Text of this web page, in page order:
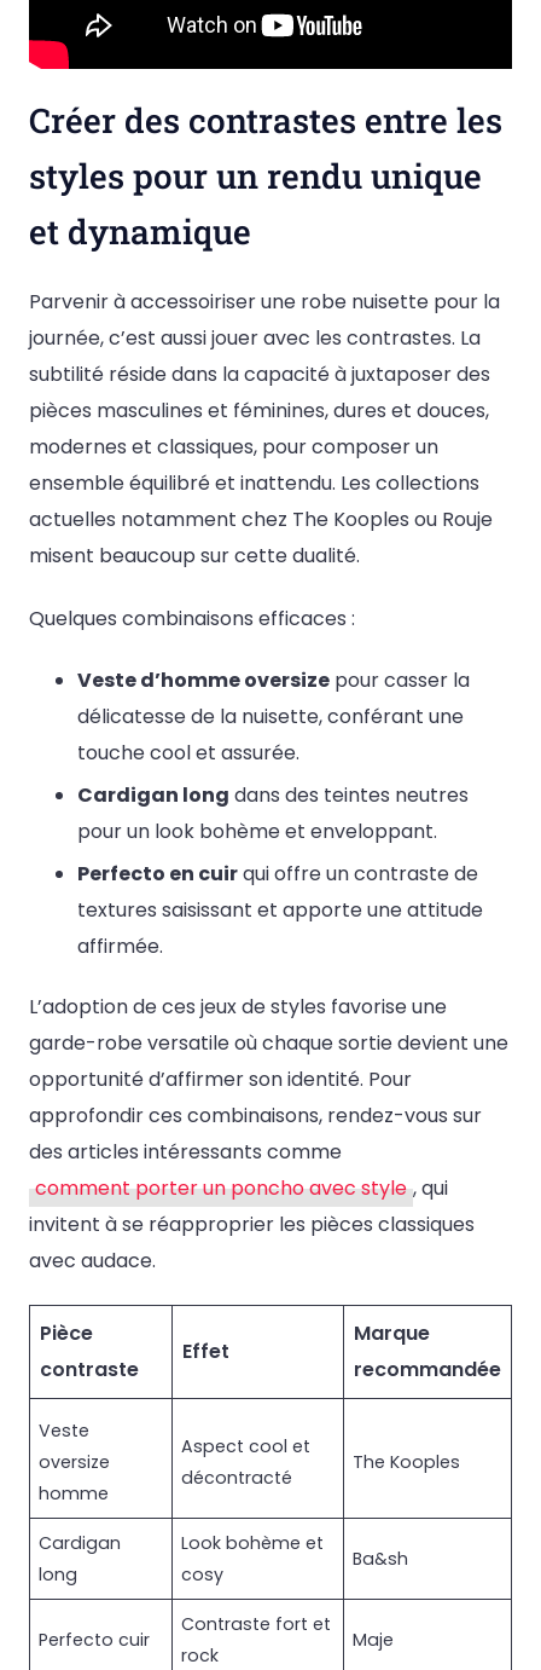
Créer des contrastes entre les
styles pour un rendu unique
et dynamique
Parvenir à accessoiriser une robe nuisette pour la
journée, c’est aussi jouer avec les contrastes. La
subtilité réside dans la capacité à juxtaposer des
pièces masculines et féminines, dures et douces,
modernes et classiques, pour composer un
ensemble équilibré et inattendu. Les collections
actuelles notamment chez The Kooples ou Rouje
misent beaucoup sur cette dualité.
Quelques combinaisons efficaces :
Veste d’homme oversize pour casser la
délicatesse de la nuisette, conférant une
touche cool et assurée.
Cardigan long dans des teintes neutres
pour un look bohème et enveloppant.
Perfecto en cuirqui offre un contraste de
textures saisissant et apporte une attitude
affirmée.
L’adoption de ces jeux de styles favorise une
garde-robe versatile où chaque sortie devient une
opportunité d’affirmer son identité. Pour
approfondir ces combinaisons, rendez-vous sur
des articles intéressants comme
comment porter un poncho avec style , qui
invitent à se réapproprier les pièces classiques
avec audace.
Pièce
contraste
Effet
Marque
recommandée
Veste
oversize
homme
Aspect cool et
décontracté
The Kooples
Cardigan
long
Look bohème et
cosy
Ba&sh
Perfecto cuir
Contraste fort et
rock
Maje